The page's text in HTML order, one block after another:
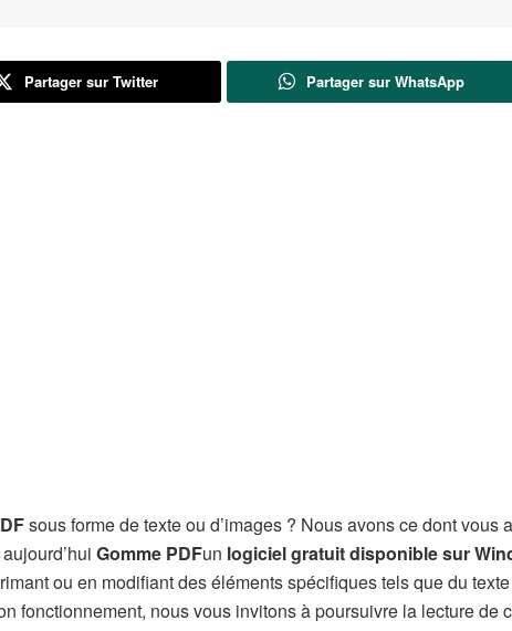
Partager sur Twitter Partager sur WhatsApp
sous forme de texte ou d’images ? Nous avons ce dont vous
Gomme PDFun logiciel gratuit disponible sur
ou en modifiant des éléments spécifiques tels que du
fonctionnement, nous vous invitons à poursuivre la lecture de